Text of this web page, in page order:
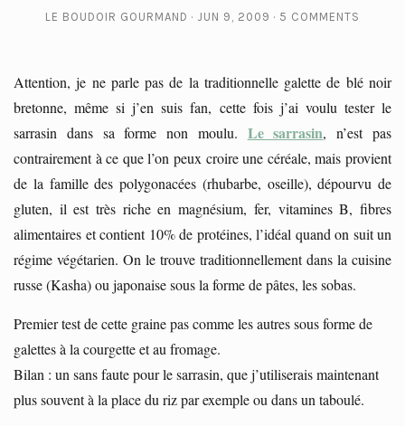
LE BOUDOIR GOURMAND JUN 9, 2009 5 COMMENTS
Attention, je ne parle pas de la traditionnelle galette de blé noir
bretonne, même si j’en suis fan, cette fois j’ai voulu tester le
sarrasin dans sa forme non moulu. Le sarrasin, n’est pas
contrairement à ce que l’on peux croire une céréale, mais provient
de la famille des polygonacées (rhubarbe, oseille), dépourvu de
gluten, il est très riche en magnésium, fer, vitamines B, fibres
alimentaires et contient 10% de protéines, l’idéal quand on suit un
régime végétarien. On le trouve traditionnellement dans la cuisine
russe (Kasha) ou japonaise sous la forme de pâtes, les sobas.
Premier test de cette graine pas comme les autres sous forme de
galettes à la courgette et au fromage.
Bilan : un sans faute pour le sarrasin, que j’utiliserais maintenant
plus souvent à la place du riz par exemple ou dans un taboulé.